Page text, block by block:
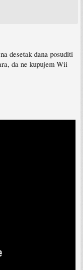
desetak dana posuditi
da ne kupujem Wii